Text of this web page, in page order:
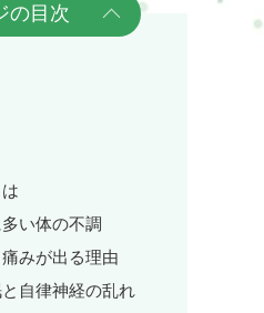
の目次
い体の不調
みが出る理由
自律神経の乱れ